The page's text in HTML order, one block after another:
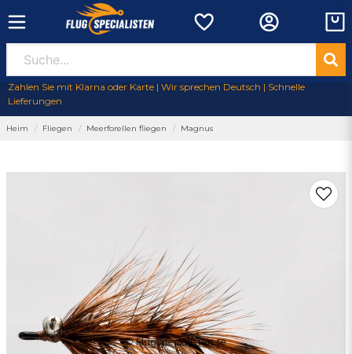
Zahlen Sie mit Klarna oder Karte | Wir sprechen Deutsch | Schnelle
Lieferungen
Heim Fliegen Meerforellen fliegen Magnus